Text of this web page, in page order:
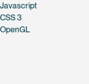
Javascript
CSS 3
OpenGL